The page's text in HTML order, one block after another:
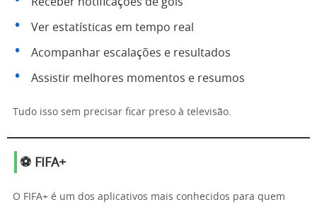
Ver estatísticas em tempo real
Acompanhar escalações e resultados
Assistir melhores momentos e resumos
Tudo isso sem precisar ficar preso à televisão.
⚽ FIFA+
O FIFA+ é um dos aplicativos mais conhecidos para quem